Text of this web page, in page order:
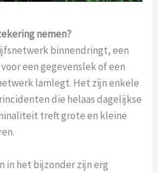
nemen?
binnendringt, een
een gegevenslek of een
lamlegt. Het zijn enkele
die helaas dagelijkse
treft grote en kleine
in het bijzonder zijn erg